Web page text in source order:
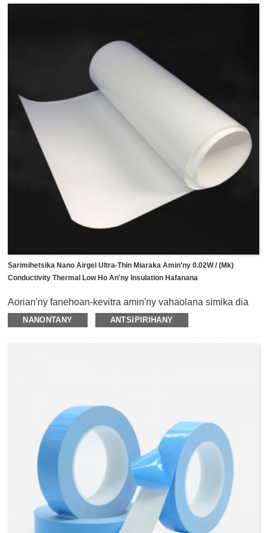
manana insulation mafana tsara, hydrophobicity tsara, anti-
vaovao angovo, Pipelines, Tafo, fiara, metro, bateria fiara
na fitaovana an-trano, sns, .mba hampihenana ny hafanana
very sy ny fanjifàna angovo.Tena maivana sy manify izy io
izay afaka mipetaka amin'ny kasety adhesive isan-
karazany toy ny polyester double side, tissue double side
tape na hafa avo lenta kasety mba hifikitra sy hipetaka
amin'ny surfaces.
Sarimihetsika Nano Airgel Ultra-Thin Miaraka Amin'ny 0.02W / (mk)
Conductivity Thermal Low Ho An'ny Insulation Hafanana
Aorian'ny fanehoan-kevitra amin'ny vahaolana simika dia
hiforona ho collosol aloha ny aerogel, avy eo dia ho lasa
aerogel indray ny gelatinization.Rehefa avy nesorina ny
amin'ny conductivity mafana faran'izay ambany izay vita
amin'ny aerogel manify tsaboina amin'ny dingana
manokana.Miaraka amin'ny endri-javatra tsara amin'ny
conductivity mafana sy ny insulation hafanana, ny
sarimihetsika airgel dia afaka mamaha ny olan'ny
fampitoviana hafanana ny vokatra mpanjifa amin'ny toerana
kely, ary manome fiarovana insulation hafanana ho an'ireo
singa malemy mahatohitra hafanana.Izy io koa dia afaka
mifehy sy manova ny fitarihana ny hafanana mba
hanatsarana ny fahombiazan'ny vokatra sy ny androm-
piainan'ny vokatra.
NANONTANY ANTSIPIRIHANY